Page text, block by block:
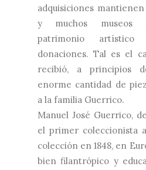
adquisiciones
y muchos museos
patrimonio
donaciones. Tal es el
recibió, a principios
enorme cantidad de
a la familia Guerrico.
Manuel José Guerrico,
el primer coleccionista
colección en 1848, en
bien filantrópico y